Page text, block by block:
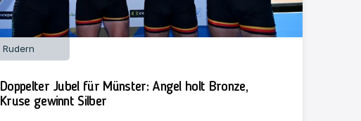
Rudern
Doppelter Jubel für Münster: Angel holt Bronze,
Kruse gewinnt Silber